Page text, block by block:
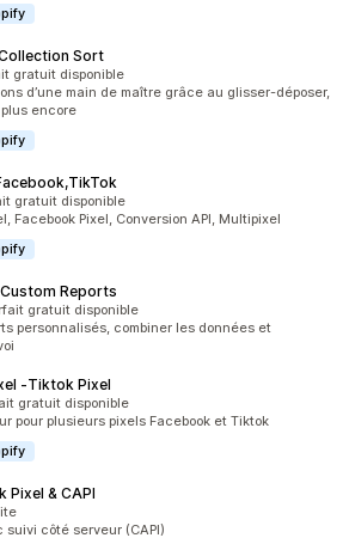
Sort
gratuit disponible
d’une main de maître grâce au glisser-déposer,
encore
gratuit disponible
Facebook Pixel, Conversion API, Multipixel
Reports
gratuit disponible
personnalisés, combiner les données et
‑Tiktok Pixel
gratuit disponible
pour plusieurs pixels Facebook et Tiktok
Pixel & CAPI
suivi côté serveur (CAPI)